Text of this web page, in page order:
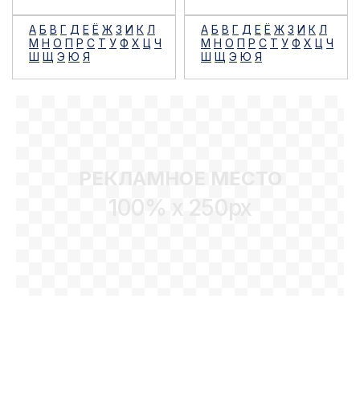
А Б В Г Д Е Ё Ж З И К Л
М Н О П Р С Т У Ф Х Ц Ч
Ш Щ Э Ю Я
А Б В Г Д Е Ё Ж З И К Л
М Н О П Р С Т У Ф Х Ц Ч
Ш Щ Э Ю Я
РЕКЛАМНОЕ МЕСТО
100% x 250px